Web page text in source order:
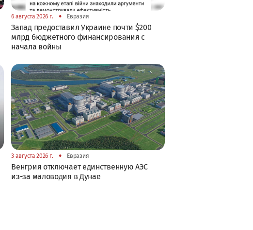
6 августа 2026 г. • Евразия
Запад предоставил Украине почти $200
млрд бюджетного финансирования с
начала войны
3 августа 2026 г. • Евразия
Венгрия отключает единственную АЭС
из-за маловодия в Дунае